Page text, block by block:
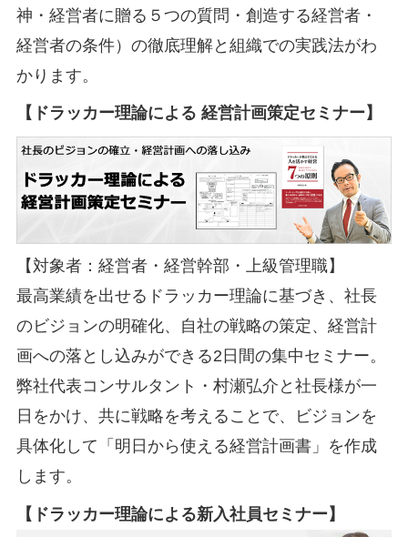
神・経営者に贈る５つの質問・創造する経営者・
経営者の条件）の徹底理解と組織での実践法がわ
かります。
【ドラッカー理論による 経営計画策定セミナー】
【対象者：経営者・経営幹部・上級管理職】
最高業績を出せるドラッカー理論に基づき、社長
のビジョンの明確化、自社の戦略の策定、経営計
画への落とし込みができる2日間の集中セミナー。
弊社代表コンサルタント・村瀬弘介と社長様が一
日をかけ、共に戦略を考えることで、ビジョンを
具体化して「明日から使える経営計画書」を作成
します。
【ドラッカー理論による新入社員セミナー】